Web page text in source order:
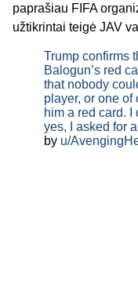
paprašiau FIFA
užtikrintai teigė JAV
Trump confirms
Balogun’s red
that nobody
player, or one of
him a red card. I
yes, I asked for
by u/